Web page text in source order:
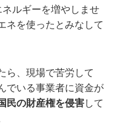
ルギーを増やしませ
ネを使ったとみなして
ら、現場で苦労して
でいる事業者に資金が
民の財産権を侵害して